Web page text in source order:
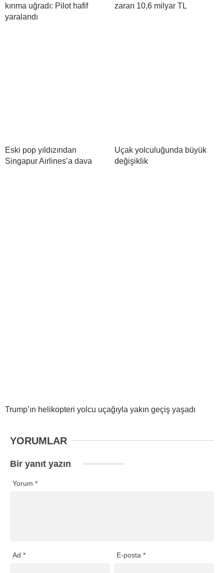
kırıma uğradı: Pilot hafif
yaralandı
zararı 10,6 milyar TL
Eski pop yıldızından
Singapur Airlines’a dava
Uçak yolculuğunda büyük
değişiklik
Trump’ın helikopteri yolcu uçağıyla yakın geçiş yaşadı
YORUMLAR
Bir yanıt yazın
Yorum *
Ad * E-posta*